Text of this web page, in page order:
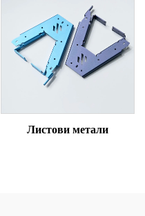
Листови метали